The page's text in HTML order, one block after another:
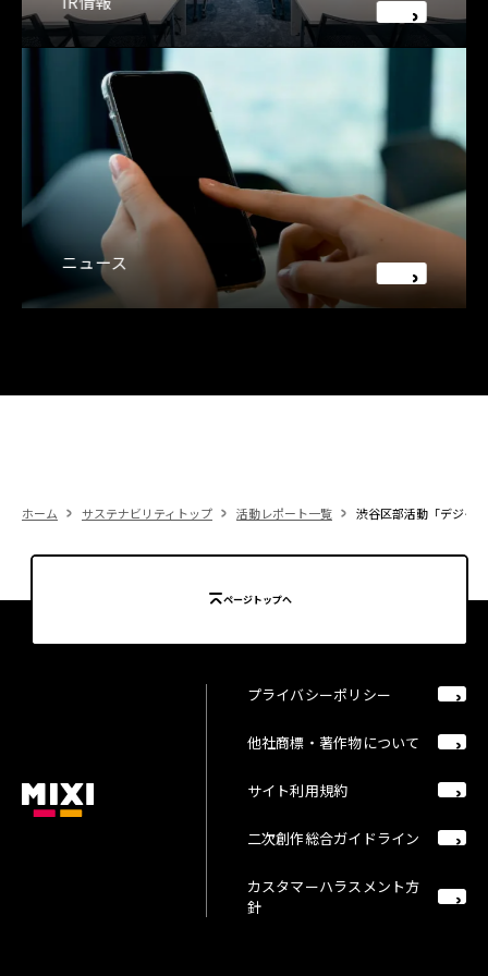
ニュース
ホーム サステナビリティトップ 活動レポート一覧 渋谷区部活動「デジタ
ページトップへ
プライバシーポリシー
他社商標・著作物について
サイト利用規約
二次創作総合ガイドライン
カスタマーハラスメント方
針